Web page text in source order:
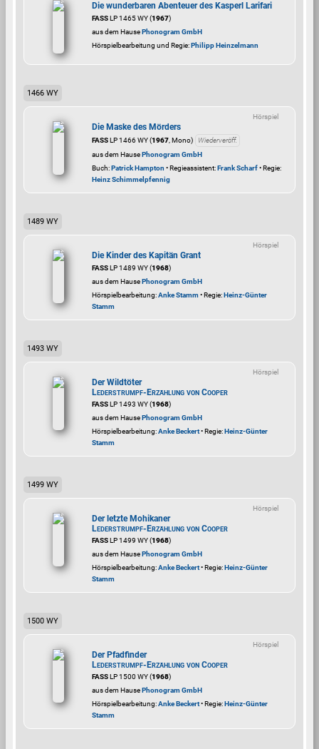
Die wunderbaren Abenteuer des Kasperl Larifari
FASSLP 1465 WY (1967)
aus dem HausePhonogram GmbH
Hörspielbearbeitung und Regie:Philipp Heinzelmann
1466 WY
Hörspiel
Die Maske des Mörders
FASSLP 1466 WY (1967 , Mono)
Wiederveröff.
aus dem HausePhonogram GmbH
Buch:Patrick Hampton • Regieassistent:Frank Scharf• Regie:
Heinz Schimmelpfennig
1489 WY
Hörspiel
Die Kinder des Kapitän Grant
FASSLP 1489 WY (1968)
aus dem HausePhonogram GmbH
Hörspielbearbeitung:Anke Stamm• Regie:Heinz-Günter
Stamm
1493 WY
Hörspiel
Der Wildtöter
Lederstrumpf-Erzählung von Cooper
FASSLP 1493 WY (1968)
aus dem HausePhonogram GmbH
Hörspielbearbeitung:Anke Beckert• Regie:Heinz-Günter
Stamm
1499 WY
Hörspiel
Der letzte Mohikaner
Lederstrumpf-Erzählung von Cooper
FASSLP 1499 WY (1968)
aus dem HausePhonogram GmbH
Hörspielbearbeitung:Anke Beckert• Regie:Heinz-Günter
Stamm
1500 WY
Hörspiel
Der Pfadfinder
Lederstrumpf-Erzählung von Cooper
FASSLP 1500 WY (1968)
aus dem HausePhonogram GmbH
Hörspielbearbeitung:Anke Beckert• Regie:Heinz-Günter
Stamm